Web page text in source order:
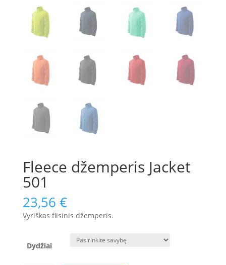
Fleece džemperis Jacket
501
23,56 €
Vyriškas flisinis džemperis.
Dydžiai